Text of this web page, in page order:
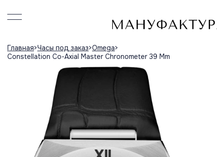
Главная Часы под заказ Omega
Constellation Co-Axial Master Chronometer 39 Mm